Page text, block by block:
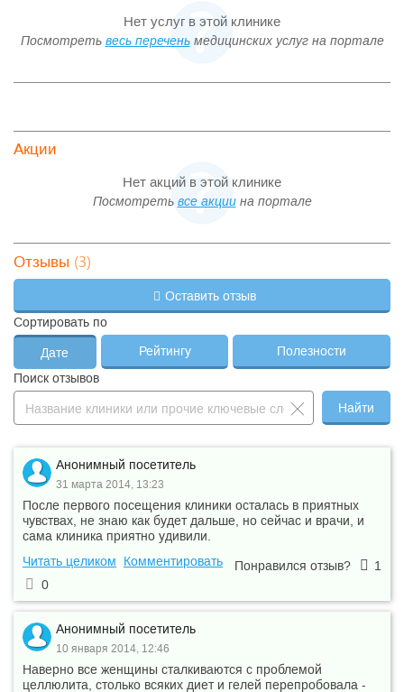
Нет услуг в этой клинике
Посмотреть весь переченьмедицинских услуг на портале
Акции
Нет акций в этой клинике
Посмотреть все акциина портале
Отзывы (3)
Оставить отзыв
Сортировать по
Дате Рейтингу
Полезности
Поиск отзывов
Найти
Анонимный посетитель
31 марта 2014, 13:23
После первого посещения клиники осталась в приятных
чувствах, не знаю как будет дальше, но сейчас и врачи, и
сама клиника приятно удивили.
Читать целиком
Комментировать Понравился отзыв?
1
0
Анонимный посетитель
10 января 2014, 12:46
Наверно все женщины сталкиваются с проблемой
целлюлита, столько всяких диет и гелей перепробовала -